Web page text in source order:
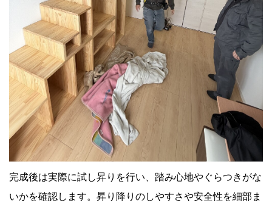
完成後は実際に試し昇りを行い、踏み心地やぐらつきがな
いかを確認します。昇り降りのしやすさや安全性を細部ま